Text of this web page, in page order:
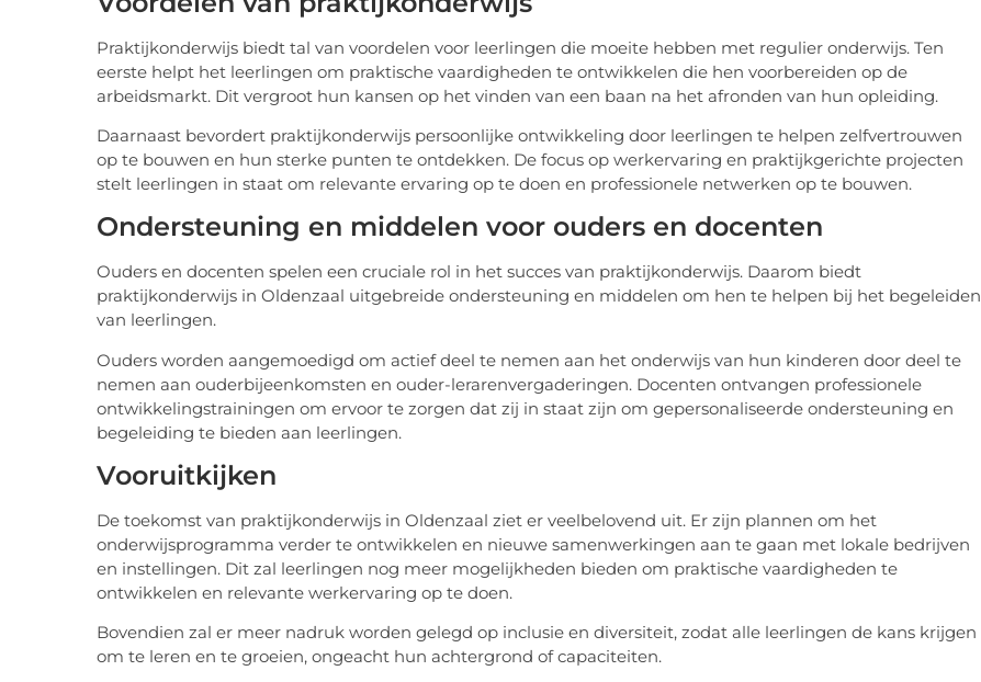
Praktijkonderwijs biedt tal van voordelen voor leerlingen die moeite hebben met regulier onderwijs. Ten
eerste helpt het leerlingen om praktische vaardigheden te ontwikkelen die hen voorbereiden op de
arbeidsmarkt. Dit vergroot hun kansen op het vinden van een baan na het afronden van hun opleiding.
Daarnaast bevordert praktijkonderwijs persoonlijke ontwikkeling door leerlingen te helpen zelfvertrouwen
op te bouwen en hun sterke punten te ontdekken. De focus op werkervaring en praktijkgerichte projecten
stelt leerlingen in staat om relevante ervaring op te doen en professionele netwerken op te bouwen.
Ondersteuning en middelen voor ouders en docenten
Ouders en docenten spelen een cruciale rol in het succes van praktijkonderwijs. Daarom biedt
praktijkonderwijs in Oldenzaal uitgebreide ondersteuning en middelen om hen te helpen bij het begeleiden
van leerlingen.
Ouders worden aangemoedigd om actief deel te nemen aan het onderwijs van hun kinderen door deel te
nemen aan ouderbijeenkomsten en ouder-lerarenvergaderingen. Docenten ontvangen professionele
ontwikkelingstrainingen om ervoor te zorgen dat zij in staat zijn om gepersonaliseerde ondersteuning en
begeleiding te bieden aan leerlingen.
Vooruitkijken
De toekomst van praktijkonderwijs in Oldenzaal ziet er veelbelovend uit. Er zijn plannen om het
onderwijsprogramma verder te ontwikkelen en nieuwe samenwerkingen aan te gaan met lokale bedrijven
en instellingen. Dit zal leerlingen nog meer mogelijkheden bieden om praktische vaardigheden te
ontwikkelen en relevante werkervaring op te doen.
Bovendien zal er meer nadruk worden gelegd op inclusie en diversiteit, zodat alle leerlingen de kans krijgen
om te leren en te groeien, ongeacht hun achtergrond of capaciteiten.